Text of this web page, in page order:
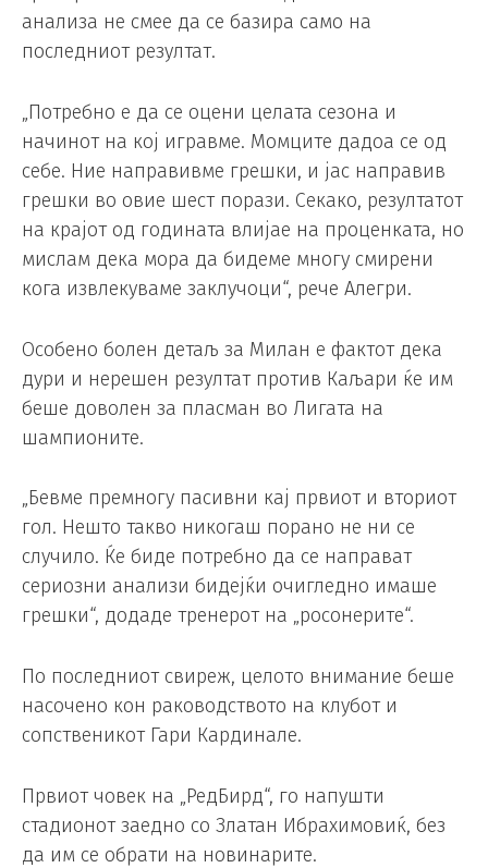
анализа не смее да се базира само на
последниот резултат.
„Потребно е да се оцени целата сезона и
начинот на кој игравме. Момците дадоа се од
себе. Ние направивме грешки, и јас направив
грешки во овие шест порази. Секако, резултатот
на крајот од годината влијае на проценката, но
мислам дека мора да бидеме многу смирени
кога извлекуваме заклучоци“, рече Алегри.
Особено болен детаљ за Милан е фактот дека
дури и нерешен резултат против Каљари ќе им
беше доволен за пласман во Лигата на
шампионите.
„Бевме премногу пасивни кај првиот и вториот
гол. Нешто такво никогаш порано не ни се
случило. Ќе биде потребно да се направат
сериозни анализи бидејќи очигледно имаше
грешки“, додаде тренерот на „росонерите“.
По последниот свиреж, целото внимание беше
насочено кон раководството на клубот и
сопственикот Гари Кардинале.
Првиот човек на „РедБирд“, го напушти
стадионот заедно со Златан Ибрахимовиќ, без
да им се обрати на новинарите.